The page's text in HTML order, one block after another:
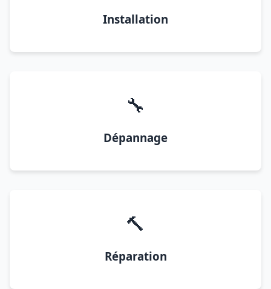
Installation
🔧
Dépannage
🔨
Réparation